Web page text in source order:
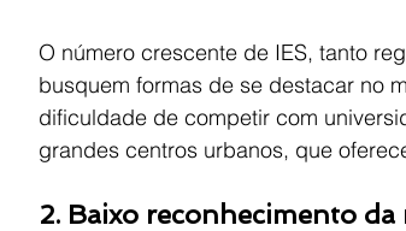
O número crescente de IES, tanto
busquem formas de se destacar no
dificuldade de competir com
grandes centros urbanos, que
2. Baixo reconhecimento da